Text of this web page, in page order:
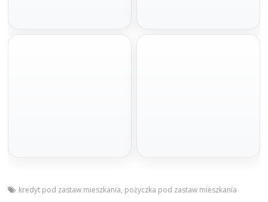
100 000 zł
Oddłużanie
kredyt pod zastaw mieszkania, pożyczka pod zastaw mieszkania